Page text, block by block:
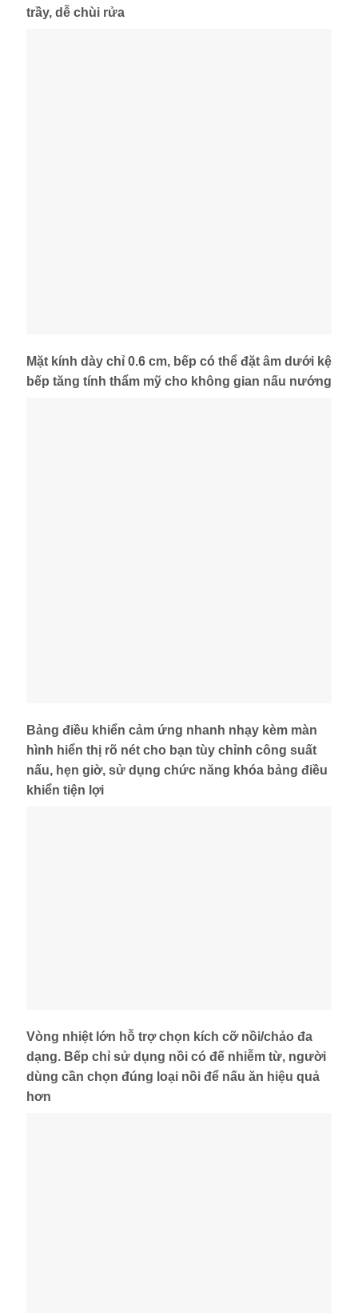
trầy, dễ chùi rửa
Mặt kính dày chỉ 0.6 cm, bếp có thể đặt âm dưới kệ
bếp tăng tính thẩm mỹ cho không gian nấu nướng
Bảng điều khiển cảm ứng nhanh nhạy kèm màn
hình hiển thị rõ nét cho bạn tùy chỉnh công suất
nấu, hẹn giờ, sử dụng chức năng khóa bảng điều
khiển tiện lợi
Vòng nhiệt lớn hỗ trợ chọn kích cỡ nồi/chảo đa
dạng. Bếp chỉ sử dụng nồi có đế nhiễm từ, người
dùng cần chọn đúng loại nồi để nấu ăn hiệu quả
hơn